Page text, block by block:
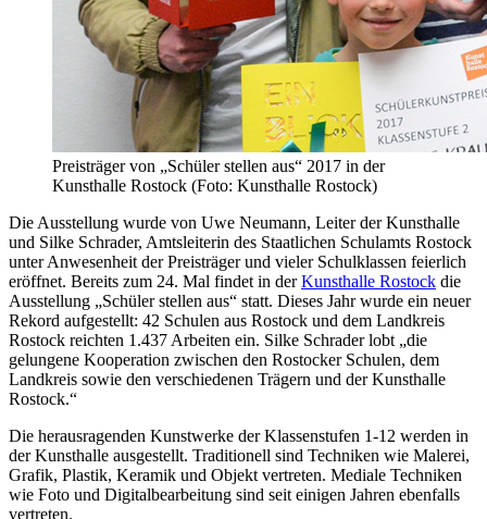
Preisträger von „Schüler stellen aus“ 2017 in der
Kunsthalle Rostock (Foto: Kunsthalle Rostock)
Die Ausstellung wurde von Uwe Neumann, Leiter der Kunsthalle
und Silke Schrader, Amtsleiterin des Staatlichen Schulamts Rostock
unter Anwesenheit der Preisträger und vieler Schulklassen feierlich
eröffnet. Bereits zum 24. Mal findet in derKunsthalle Rostock die
Ausstellung „Schüler stellen aus“ statt. Dieses Jahr wurde ein neuer
Rekord aufgestellt: 42 Schulen aus Rostock und dem Landkreis
Rostock reichten 1.437 Arbeiten ein. Silke Schrader lobt „die
gelungene Kooperation zwischen den Rostocker Schulen, dem
Landkreis sowie den verschiedenen Trägern und der Kunsthalle
Rostock.“
Die herausragenden Kunstwerke der Klassenstufen 1-12 werden in
der Kunsthalle ausgestellt. Traditionell sind Techniken wie Malerei,
Grafik, Plastik, Keramik und Objekt vertreten. Mediale Techniken
wie Foto und Digitalbearbeitung sind seit einigen Jahren ebenfalls
vertreten.